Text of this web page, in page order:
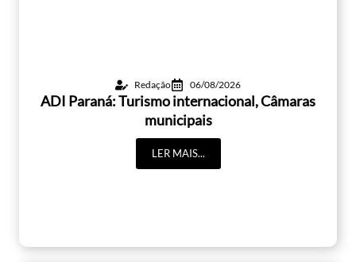
Redação 06/08/2026
ADI Paraná: Turismo internacional, Câmaras
municipais
LER MAIS...